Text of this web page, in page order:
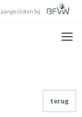
aangesloten bij
terug